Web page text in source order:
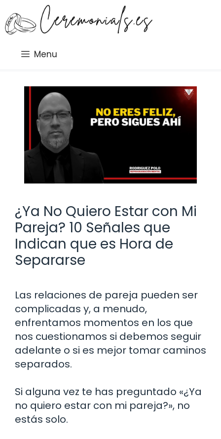
al
contenido
Menu
¿Ya No Quiero Estar con Mi
Pareja? 10 Señales que
Indican que es Hora de
Separarse
Las relaciones de pareja pueden ser
complicadas y, a menudo,
enfrentamos momentos en los que
nos cuestionamos si debemos seguir
adelante o si es mejor tomar caminos
separados.
Si alguna vez te has preguntado «¿Ya
no quiero estar con mi pareja?», no
estás solo.